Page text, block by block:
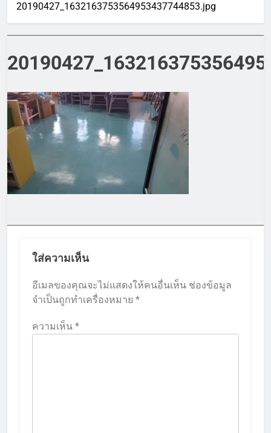
20190427_1632163753564953437744853.jpg
ใส่ความเห็น
อีเมลของคุณจะไม่แสดงให้คนอื่นเห็น ช่องข้อมูล
จำเป็นถูกทำเครื่องหมาย *
ความเห็น *